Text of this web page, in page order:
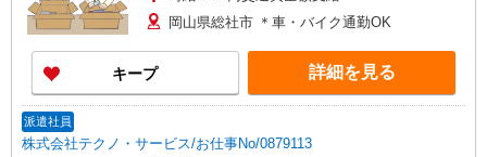
岡山県総社市 ＊車・バイク通勤OK
キープ 詳細を見る
派遣社員
株式会社テクノ・サービス/お仕事No/0879113